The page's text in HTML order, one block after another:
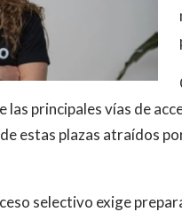
principales vías de
estas plazas atraídos
selectivo exige